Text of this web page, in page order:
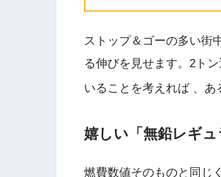
ストップ＆ゴーの多い街
る伸びを見せます。2ト
いることを考えれば 、あ
嬉しい「無鉛レギ
燃費数値そのものと同じ